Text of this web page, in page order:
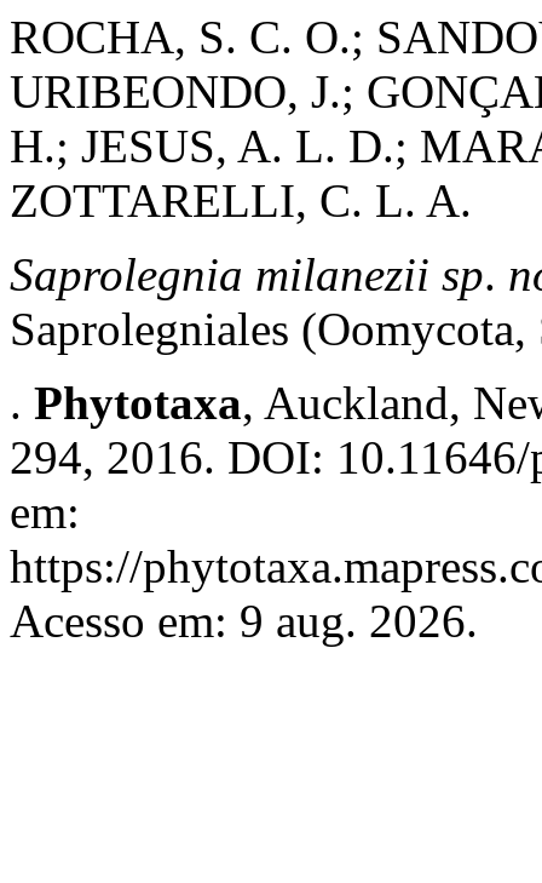
ROCHA, S. C. O.;
URIBEONDO, J.;
H.; JESUS, A. L. D.;
ZOTTARELLI, C. L. A.
Saprolegnia milanezii sp.
Saprolegniales
. Phytotaxa, Auckland,
294, 2016. DOI:
em:
https://
Acesso em: 9 aug. 2026.